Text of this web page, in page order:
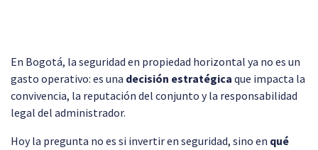
En Bogotá, la seguridad en propiedad horizontal ya no es un
gasto operativo: es una decisión estratégica que impacta la
convivencia, la reputación del conjunto y la responsabilidad
legal del administrador.
Hoy la pregunta no es si invertir en seguridad, sino en qué